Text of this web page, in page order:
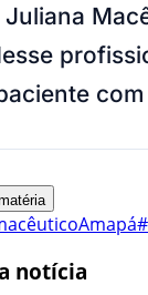
Amapá
notícia